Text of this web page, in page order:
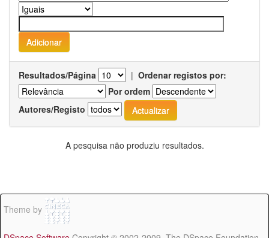
Resultados/Página | Ordenar registos por:
Por ordem
Autores/Registo
A pesquisa não produziu resultados.
Theme by